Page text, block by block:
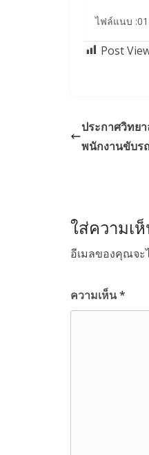
ไฟล์แนบ
Post
ประกาศวิทย
พนักงานขับร
ใส่ความเ
อีเมลของคุณจ
ความเห็น*